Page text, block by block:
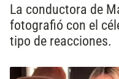
La conductora de
fotografió con el
tipo de reacciones.